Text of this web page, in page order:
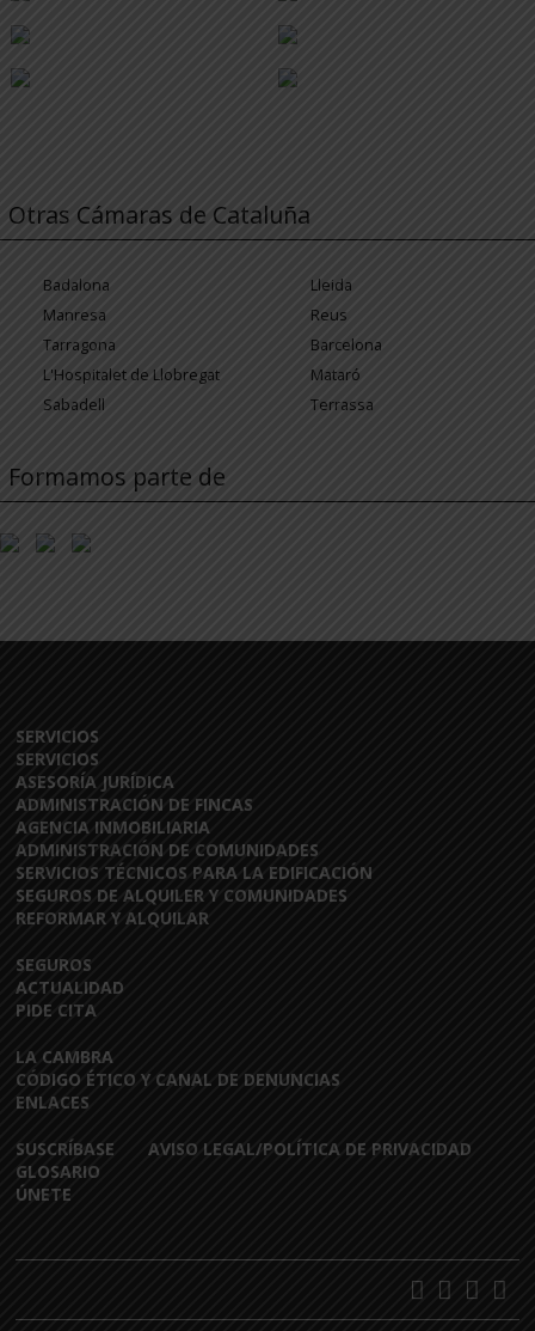
Otras Cámaras de Cataluña
Badalona
Lleida
Manresa
Reus
Tarragona
Barcelona
L'Hospitalet de Llobregat
Mataró
Sabadell
Terrassa
Formamos parte de
SERVICIOS
SERVICIOS
ASESORÍA JURÍDICA
ADMINISTRACIÓN DE FINCAS
AGENCIA INMOBILIARIA
ADMINISTRACIÓN DE COMUNIDADES
SERVICIOS TÉCNICOS PARA LA EDIFICACIÓN
SEGUROS DE ALQUILER Y COMUNIDADES
REFORMAR Y ALQUILAR
SEGUROS
ACTUALIDAD
PIDE CITA
LA CAMBRA
CÓDIGO ÉTICO Y CANAL DE DENUNCIAS
ENLACES
SUSCRÍBASE
GLOSARIO
ÚNETE
AVISO LEGAL/POLÍTICA DE PRIVACIDAD